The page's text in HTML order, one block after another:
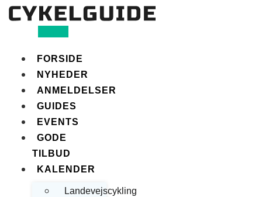
FORSIDE
NYHEDER
ANMELDELSER
GUIDES
EVENTS
GODE
TILBUD
KALENDER
Landevejscykling